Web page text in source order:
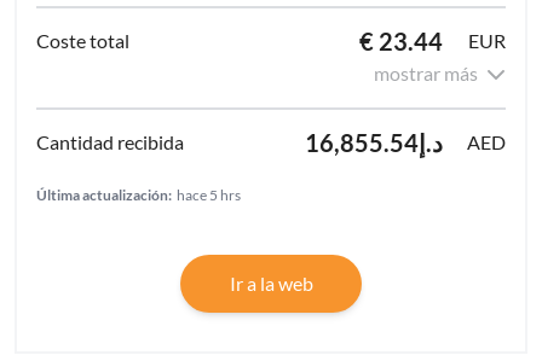
€ 23.44
EUR
mostrar más
د.إ16,855.54 AED
Última actualización: hace 5 hrs
Ir a la web